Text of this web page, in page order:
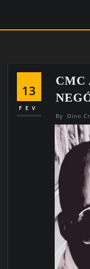
13
FEV
CMC
By Dino